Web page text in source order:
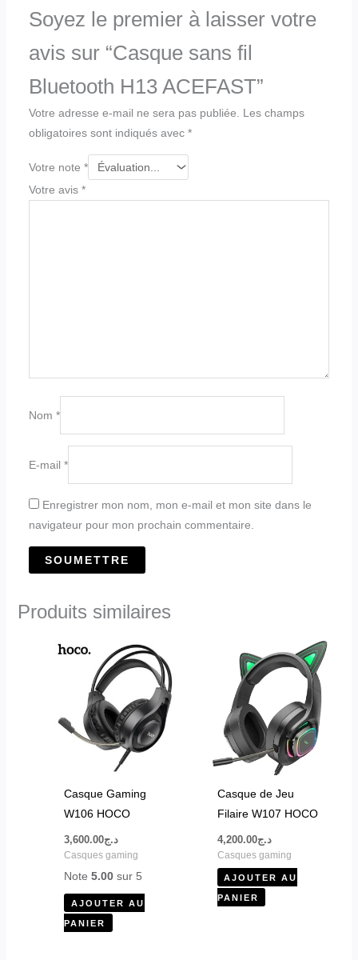
Soyez le premier à laisser votre
avis sur “Casque sans fil
Bluetooth H13 ACEFAST”
Votre adresse e-mail ne sera pas publiée. Les champs
obligatoires sont indiqués avec *
Votre note *
Votre avis *
Nom *
E-mail *
Enregistrer mon nom, mon e-mail et mon site dans le
navigateur pour mon prochain commentaire.
Produits similaires
Casque Gaming
W106 HOCO
د.ج3,600.00
Casques gaming
Note5.00 sur 5
AJOUTER AU
PANIER
Casque de Jeu
Filaire W107 HOCO
د.ج4,200.00
Casques gaming
AJOUTER AU
PANIER